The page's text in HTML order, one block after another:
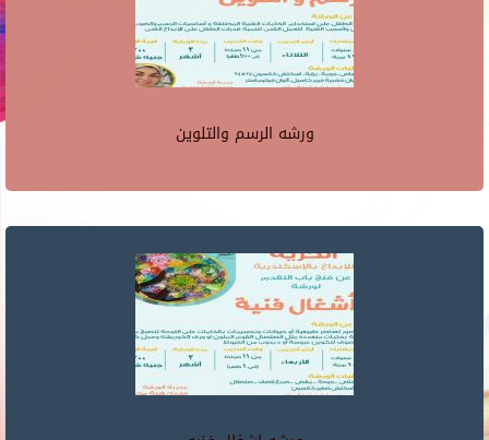
ورشه الرسم والتلوين